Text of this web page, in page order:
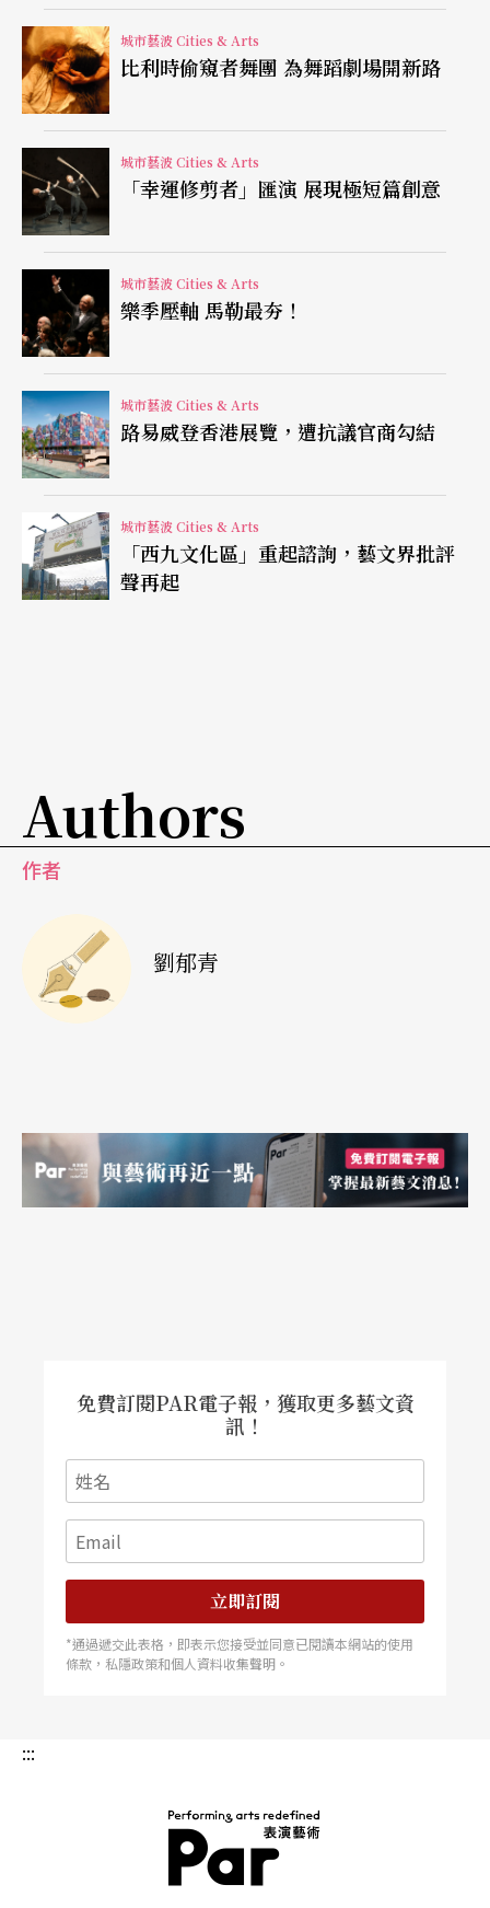
葛姆雷說，你可以帶本書上去閱讀，演奏喇叭，扮
演變裝秀，而這些應徵者中若沒有人有勇氣脫光衣
服展現裸體，他將會非常地失望。事實上，葛姆雷
過去曾有多項作品都是以自己的裸體為原型發展
的，例如他在英國北方創作的大型公共藝術「北方
天使」，還有放置在倫敦建築屋頂上往下俯視街景
的小鐵人都是以他的裸體為身體原型。葛姆雷也曾
和英國編舞家阿喀郎合作過曾來台演出的舞蹈作品
《零度複數》，利用他製作的人體模型在舞台上與
阿喀郎的舞蹈動作互動。
城市藝波 Cities & Arts
比利時偷窺者舞團 為舞蹈劇場開新路
城市藝波 Cities & Arts
「幸運修剪者」匯演 展現極短篇創意
城市藝波 Cities & Arts
樂季壓軸 馬勒最夯！
城市藝波 Cities & Arts
路易威登香港展覽，遭抗議官商勾結
城市藝波 Cities & Arts
「西九文化區」重起諮詢，藝文界批評
聲再起
Authors
作者
劉郁青
免費訂閱PAR電子報，獲取更多藝文資
訊！
立即訂閱
*通過遞交此表格，即表示您接受並同意已閱讀本網站的使用
條款，私隱政策和個人資料收集聲明。
:::